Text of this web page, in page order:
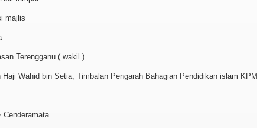
Terengganu ( wakil )
bin Setia, Timbalan Pengarah Bahagian Pendidikan islam KPM